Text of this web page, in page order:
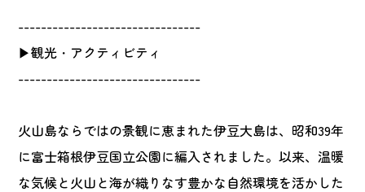
--------------------------------
▶観光・アクティビティ
--------------------------------
火山島ならではの景観に恵まれた伊豆大島は、昭和39年
に富士箱根伊豆国立公園に編入されました。以来、温暖
な気候と火山と海が織りなす豊かな自然環境を活かした